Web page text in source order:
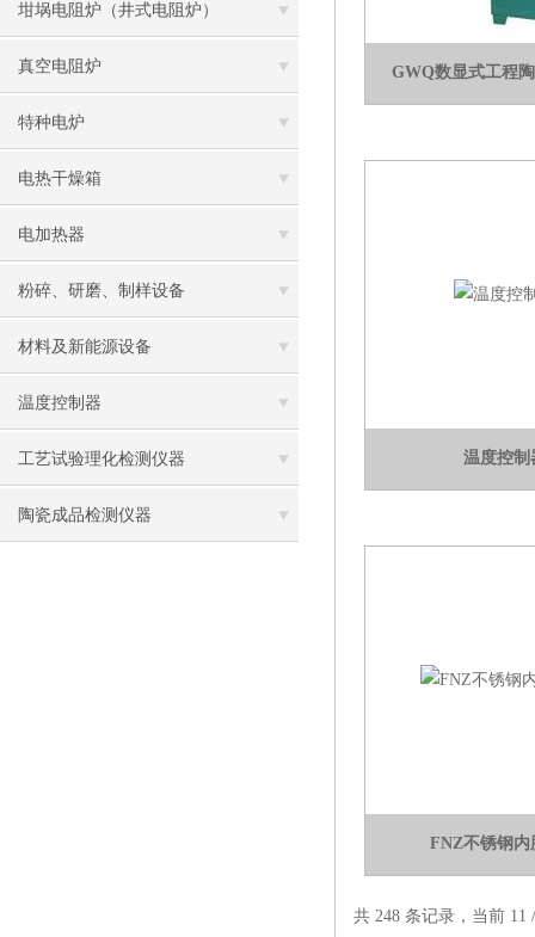
坩埚电阻炉（井式电阻炉）
真空电阻炉
特种电炉
电热干燥箱
电加热器
粉碎、研磨、制样设备
材料及新能源设备
温度控制器
工艺试验理化检测仪器
陶瓷成品检测仪器
GWQ数显式工程
温度控制
FNZ不锈钢内
共 248 条记录，当前